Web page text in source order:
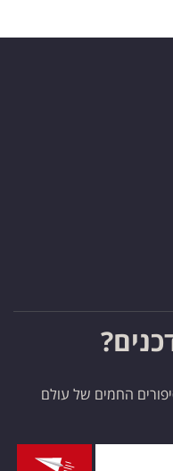
החמים של עולם